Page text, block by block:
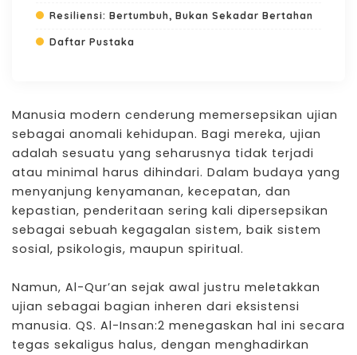
Resiliensi: Bertumbuh, Bukan Sekadar Bertahan
Daftar Pustaka
Manusia modern cenderung memersepsikan ujian
sebagai anomali kehidupan. Bagi mereka, ujian
adalah sesuatu yang seharusnya tidak terjadi
atau minimal harus dihindari. Dalam budaya yang
menyanjung kenyamanan, kecepatan, dan
kepastian, penderitaan sering kali dipersepsikan
sebagai sebuah kegagalan sistem, baik sistem
sosial, psikologis, maupun spiritual.
Namun, Al-Qur’an sejak awal justru meletakkan
ujian sebagai bagian inheren dari eksistensi
manusia. QS. Al-Insan:2 menegaskan hal ini secara
tegas sekaligus halus, dengan menghadirkan